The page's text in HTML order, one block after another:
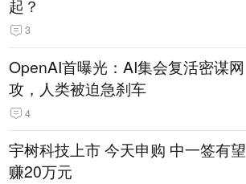
起？
3
OpenAI首曝光：AI集会复活密谋网
攻，人类被迫急刹车
4
宇树科技上市 今天申购 中一签有望
赚20万元